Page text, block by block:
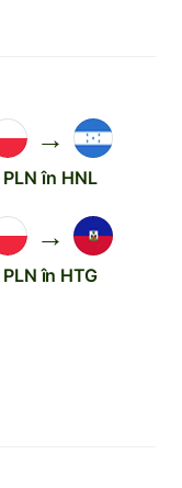
→
PLN în HNL
→
PLN în HTG